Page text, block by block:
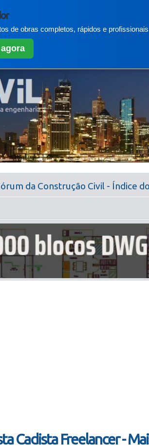
de obras completos, rápidos e
da Construção Civil - Índice
Cadista Freelancer -